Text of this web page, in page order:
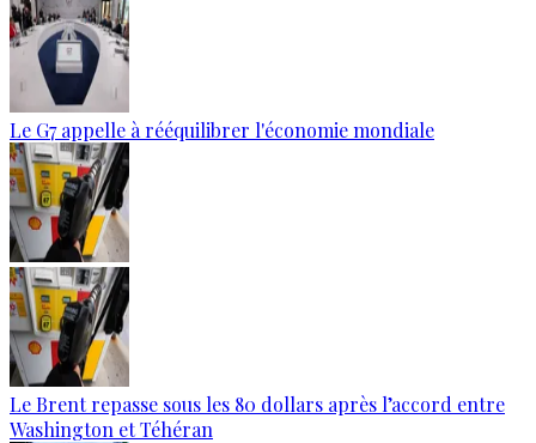
Le G7 appelle à rééquilibrer l'économie mondiale
Le Brent repasse sous les 80 dollars après l’accord entre
Washington et Téhéran